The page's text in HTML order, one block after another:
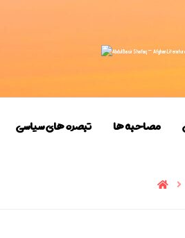
تبصره های سیاسی مصاحبه ها